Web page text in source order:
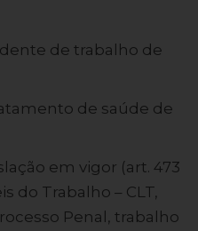
de trabalho de
de saúde de
em vigor (art. 473
do Trabalho – CLT,
Penal, trabalho